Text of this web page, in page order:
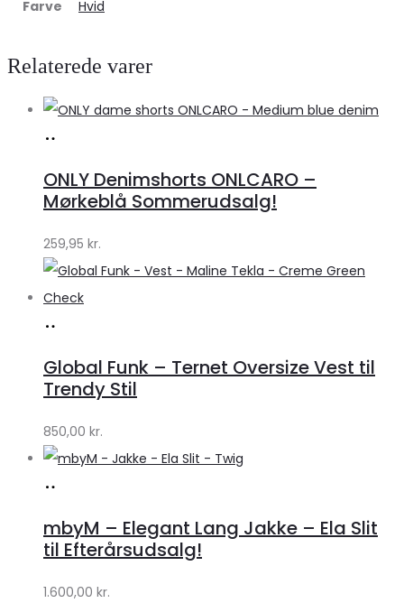
Farve Hvid
Relaterede varer
Klædeskabet.dk
ONLY Denimshorts ONLCARO –
Mørkeblå Sommerudsalg!
259,95 kr.
Lykke
Lykke
Global Funk – Ternet Oversize Vest til
Trendy Stil
850,00 kr.
Lykke
Lykke
mbyM – Elegant Lang Jakke – Ela Slit
til Efterårsudsalg!
1.600,00 kr.